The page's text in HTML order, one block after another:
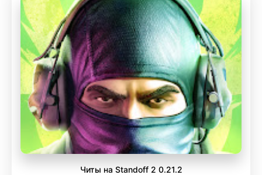
Читы на Standoff 2 0.21.2